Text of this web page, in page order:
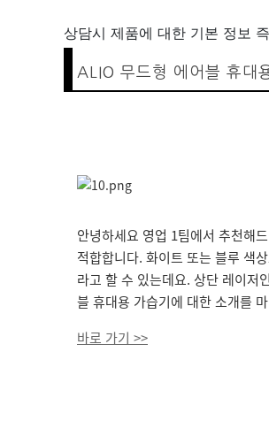
상담시 제품에 대한 기본 정보
ALIO 무드형 에어블 휴대
안녕하세요 영업 1팀에서 추천해
적합합니다. 화이트 또는 블루 색
라고 할 수 있는데요. 상단 레이저
블 휴대용 가습기에 대한 소개를
바로 가기 >>